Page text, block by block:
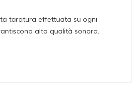
taratura effettuata su ogni
alta qualità sonora.